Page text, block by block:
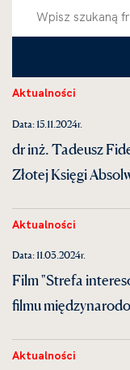
Aktualności
Data: 15.11.2024r.
dr inż. Tadeusz
Złotej Księgi
Aktualności
Data: 11.03.2024r.
Film "Strefa
filmu
Aktualności